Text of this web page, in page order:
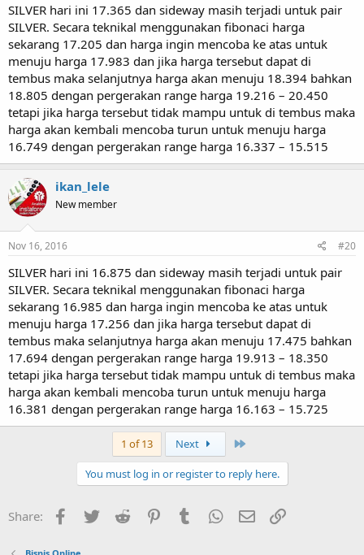
SILVER hari ini 17.365 dan sideway masih terjadi untuk pair
SILVER. Secara teknikal menggunakan fibonaci harga
sekarang 17.205 dan harga ingin mencoba ke atas untuk
menuju harga 17.983 dan jika harga tersebut dapat di
tembus maka selanjutnya harga akan menuju 18.394 bahkan
18.805 dengan pergerakan range harga 19.216 – 20.450
tetapi jika harga tersebut tidak mampu untuk di tembus maka
harga akan kembali mencoba turun untuk menuju harga
16.749 dengan pergerakan range harga 16.337 – 15.515
ikan_lele
New member
Nov 16, 2016 #20
SILVER hari ini 16.875 dan sideway masih terjadi untuk pair
SILVER. Secara teknikal menggunakan fibonaci harga
sekarang 16.985 dan harga ingin mencoba ke atas untuk
menuju harga 17.256 dan jika harga tersebut dapat di
tembus maka selanjutnya harga akan menuju 17.475 bahkan
17.694 dengan pergerakan range harga 19.913 – 18.350
tetapi jika harga tersebut tidak mampu untuk di tembus maka
harga akan kembali mencoba turun untuk menuju harga
16.381 dengan pergerakan range harga 16.163 – 15.725
1 of 13 Next
You must log in or register to reply here.
Share: Facebook
Twitter Reddit PinterestTumblr WhatsApp
Email